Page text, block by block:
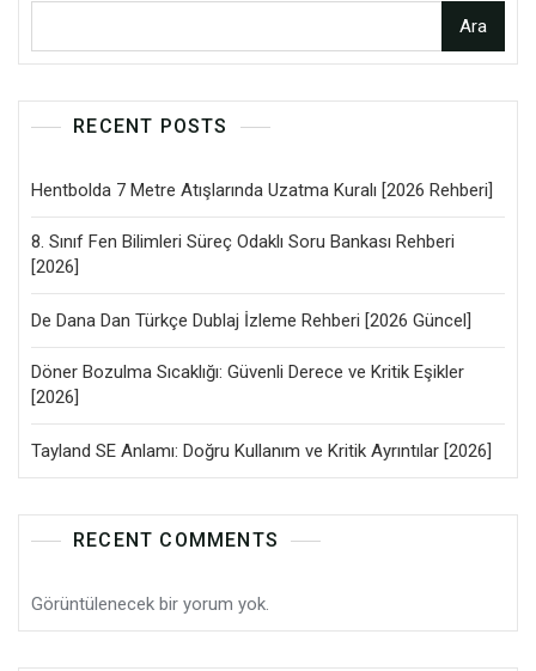
Ara
RECENT POSTS
Hentbolda 7 Metre Atışlarında Uzatma Kuralı [2026 Rehberi]
8. Sınıf Fen Bilimleri Süreç Odaklı Soru Bankası Rehberi
[2026]
De Dana Dan Türkçe Dublaj İzleme Rehberi [2026 Güncel]
Döner Bozulma Sıcaklığı: Güvenli Derece ve Kritik Eşikler
[2026]
Tayland SE Anlamı: Doğru Kullanım ve Kritik Ayrıntılar [2026]
RECENT COMMENTS
Görüntülenecek bir yorum yok.